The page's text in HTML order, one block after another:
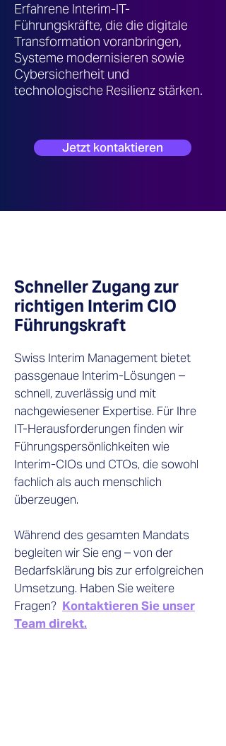
Erfahrene Interim-IT-
Führungskräfte, die die digitale
Transformation voranbringen,
Systeme modernisieren sowie
Cybersicherheit und
technologische Resilienz stärken.
Jetzt kontaktieren
Schneller Zugang zur
richtigen Interim CIO
Führungskraft
Swiss Interim Management bietet
passgenaue Interim-Lösungen –
schnell, zuverlässig und mit
nachgewiesener Expertise. Für Ihre
IT-Herausforderungen finden wir
Führungspersönlichkeiten wie
Interim-CIOs und CTOs, die sowohl
fachlich als auch menschlich
überzeugen.
Während des gesamten Mandats
begleiten wir Sie eng – von der
Bedarfsklärung bis zur erfolgreichen
Umsetzung. Haben Sie weitere
Fragen? Kontaktieren Sie unser
Team direkt.